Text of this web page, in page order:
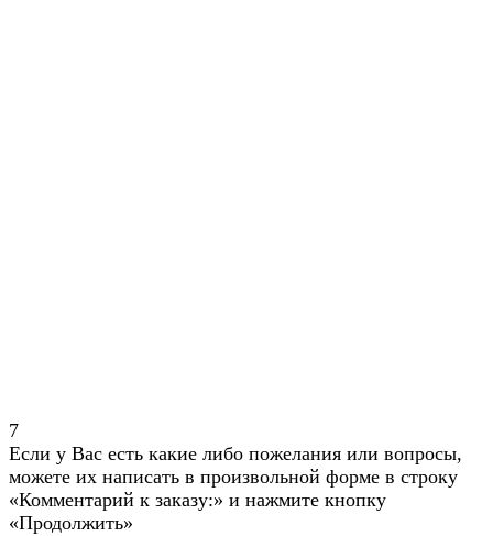
7
Если у Вас есть какие либо пожелания или вопросы,
можете их написать в произвольной форме в строку
«Комментарий к заказу:» и нажмите кнопку
«Продолжить»